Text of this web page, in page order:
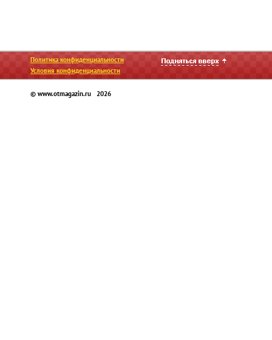
Политика конфиденциальности
Условия конфиденциальности
© www.otmagazin.ru 2026